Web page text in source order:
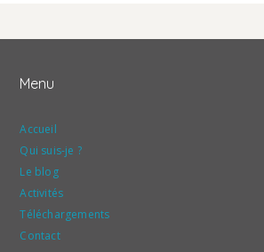
Menu
Accueil
Qui suis-je ?
Le blog
Activités
Téléchargements
Contact